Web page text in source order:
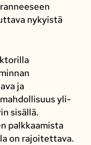
nykyistä
ja
yli-
sisällä.
palkkaamista
on rajoitettava.